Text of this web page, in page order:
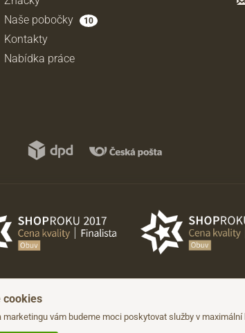
Naše pobočky
10
Kontakty
Nabídka práce
cookies
vám budeme moci poskytovat služby v maximální